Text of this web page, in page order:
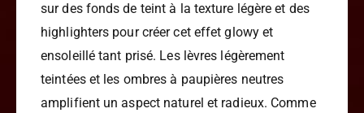
sur des fonds de teint à la texture légère et des
highlighters pour créer cet effet glowy et
ensoleillé tant prisé. Les lèvres légèrement
teintées et les ombres à paupières neutres
amplifient un aspect naturel et radieux. Comme